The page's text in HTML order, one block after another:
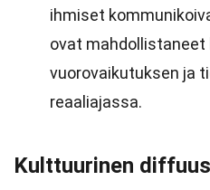
ihmiset
ovat
vuorovaikutuksen ja
reaaliajassa.
Kulttuurinen